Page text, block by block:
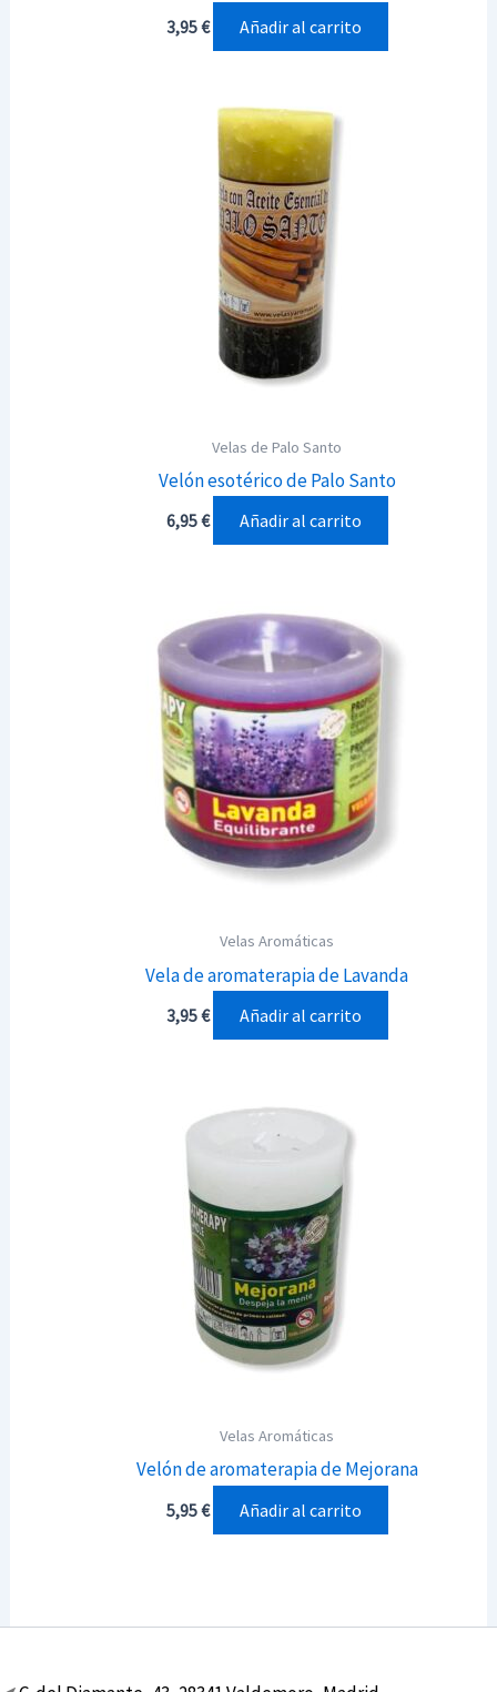
3,95€ Añadir al carrito
Velas de Palo Santo
Velón esotérico de Palo Santo
6,95€ Añadir al carrito
Velas Aromáticas
Vela de aromaterapia de Lavanda
3,95€ Añadir al carrito
Velas Aromáticas
Velón de aromaterapia de Mejorana
5,95€ Añadir al carrito